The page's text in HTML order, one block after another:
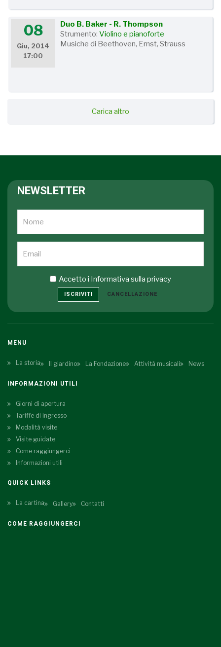
08
Giu, 2014
17:00
Duo B. Baker - R. Thompson
Strumento:Violino e pianoforte
Musiche di Beethoven, Ernst, Strauss
Carica altro
NEWSLETTER
Accetto i Informativa sulla privacy
ISCRIVITI CANCELLAZIONE
MENU
La storia Il giardino La Fondazione Attività musicali News
INFORMAZIONI UTILI
Giorni di apertura
Tariffe di ingresso
Modalità visite
Visite guidate
Come raggiungerci
Informazioni utili
QUICK LINKS
La cartina Gallery Contatti
COME RAGGIUNGERCI